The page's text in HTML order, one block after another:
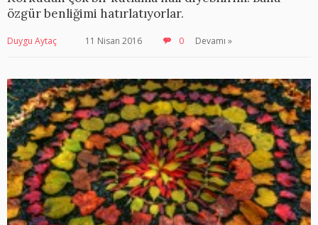
özgür benliğimi hatırlatıyorlar.
Duygu Aytaç 11 Nisan 2016 0 Devamı »